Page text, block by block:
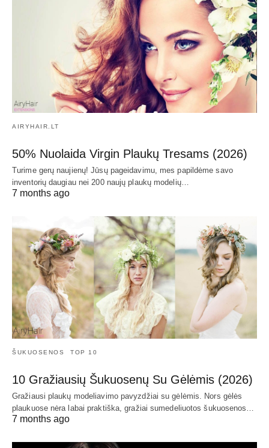
AIRYHAIR.LT
50% Nuolaida Virgin Plaukų Tresams (2026)
Turime gerų naujienų! Jūsų pageidavimu, mes papildėme savo
inventorių daugiau nei 200 naujų plaukų modelių…
7 months ago
ŠUKUOSENOS TOP 10
10 Gražiausių Šukuosenų Su Gėlėmis (2026)
Gražiausi plaukų modeliavimo pavyzdžiai su gėlėmis. Nors gėlės
plaukuose nėra labai praktiška, gražiai sumedeliuotos šukuosenos…
7 months ago